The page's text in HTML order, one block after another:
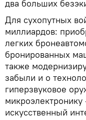
два больших
Для сухопутных
миллиардов:
легких
бронированных
также
забыли и о
гиперзвуковое
искусственный